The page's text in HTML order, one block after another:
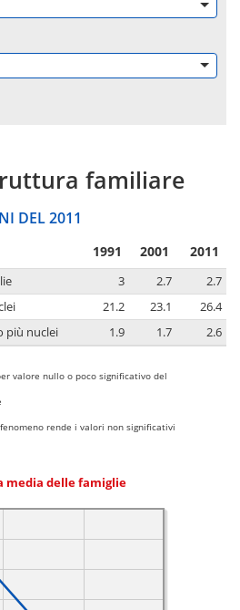
familiare
DEL 2011
1991 2001 2011
3 2.7
2.7
21.2 23.1
26.4
più nuclei
1.9 1.7 2.6
valore nullo o poco significativo del
rende i valori non significativi
media delle famiglie